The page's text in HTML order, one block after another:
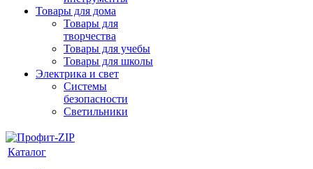
Товары для дома
Товары для
творчества
Товары для учебы
Товары для школы
Электрика и свет
Системы
безопасности
Светильники
Каталог